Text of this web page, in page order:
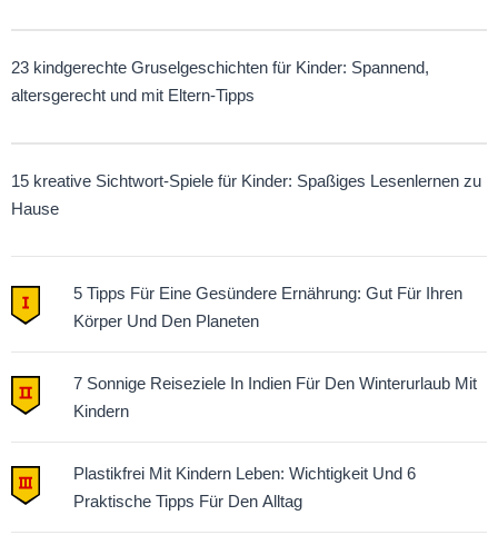
23 kindgerechte Gruselgeschichten für Kinder: Spannend,
altersgerecht und mit Eltern-Tipps
15 kreative Sichtwort-Spiele für Kinder: Spaßiges Lesenlernen zu
Hause
5 Tipps Für Eine Gesündere Ernährung: Gut Für Ihren
Körper Und Den Planeten
7 Sonnige Reiseziele In Indien Für Den Winterurlaub Mit
Kindern
Plastikfrei Mit Kindern Leben: Wichtigkeit Und 6
Praktische Tipps Für Den Alltag